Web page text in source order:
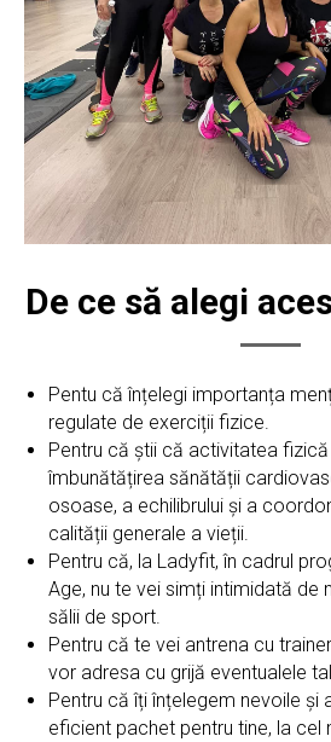
De ce să alegi
Pentu că înțelegi importanța
regulate de exerciții fizice.
Pentru că știi că activitatea
îmbunătățirea sănătății
osoase, a echilibrului și a
calității generale a vieții.
Pentru că, la Ladyfit, în cadrul
Age, nu te vei simți intimidată de
sălii de sport.
Pentru că te vei antrena cu
vor adresa cu grijă eventualele
Pentru că îți înțelegem nevoile și
eficient pachet pentru tine, la cel